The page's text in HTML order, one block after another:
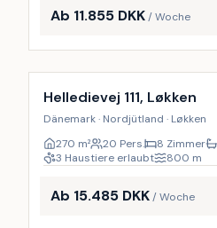
Ab 11.855 DKK/ Woche
Inkl. Endreinigung
Helledievej 111, Løkken
Dänemark · Nordjütland · Løkken
270 m² 20 Pers. 8 Zimmer
3 Haustiere erlaubt
800 m
Ab 15.485 DKK/ Woche